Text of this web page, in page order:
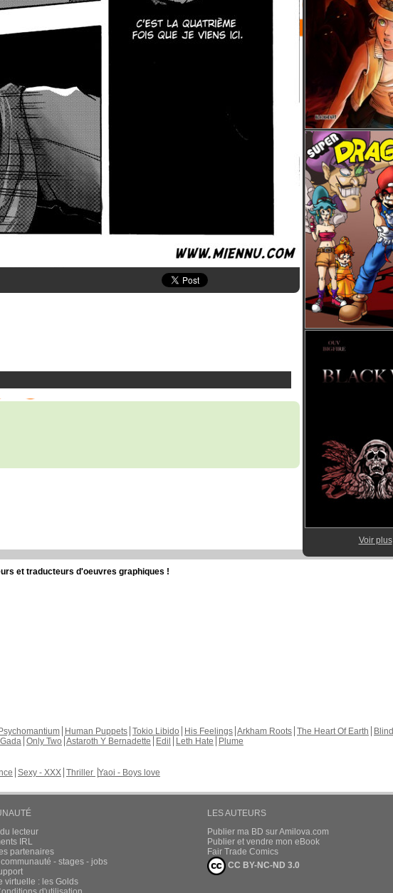
Voir plus
et traducteurs d'oeuvres graphiques !
Psychomantium Human Puppets Tokio Libido His Feelings Arkham Roots The Heart Of Earth
Blind
Only Two Astaroth Y Bernadette Edil Leth Hate
Plume
Sexy - XXX Thriller Yaoi - Boys love
lecteur
IRL
partenaires
- stages - jobs
virtuelle : les Golds
LES AUTEURS
Publier ma BD sur Amilova.com
Publier et vendre mon eBook
Fair Trade Comics
CC BY-NC-ND 3.0